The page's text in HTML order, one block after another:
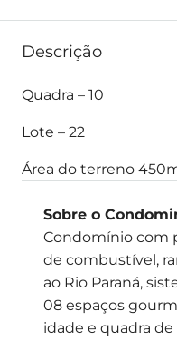
Descrição
Quadra – 10
Lote – 22
Área do terreno
Sobre o
Condomínio com
de combustível,
ao Rio Paraná,
08 espaços
idade e quadra